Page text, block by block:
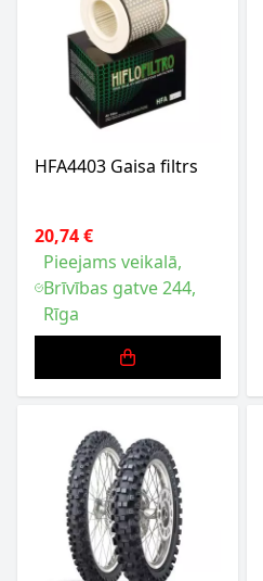
HFA4403 Gaisa filtrs
20,74 €
Pieejams veikalā,
Brīvības gatve 244,
Rīga